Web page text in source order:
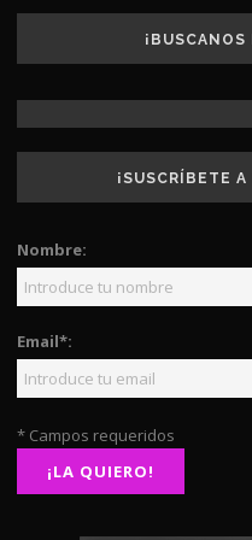
¡BUSCANOS
¡SUSCRÍBETE
Nombre:
Email*:
* Campos requeridos